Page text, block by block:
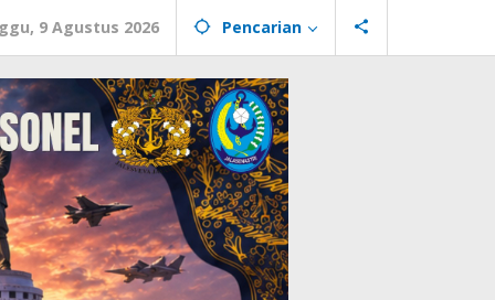
9 Agustus 2026 Pencarian